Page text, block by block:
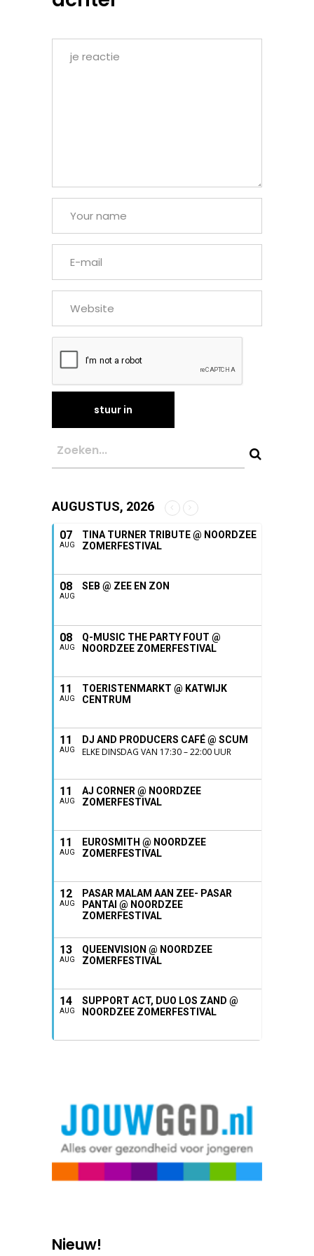
AUGUSTUS, 2026
07
AUG
TINA TURNER TRIBUTE @ NOORDZEE
ZOMERFESTIVAL
08
AUG
SEB @ ZEE EN ZON
08
AUG
Q-MUSIC THE PARTY FOUT @
NOORDZEE ZOMERFESTIVAL
11
AUG
TOERISTENMARKT @ KATWIJK
CENTRUM
11
AUG
DJ AND PRODUCERS CAFÉ @ SCUM
ELKE DINSDAG VAN 17:30 – 22:00 UUR
11
AUG
AJ CORNER @ NOORDZEE
ZOMERFESTIVAL
11
AUG
EUROSMITH @ NOORDZEE
ZOMERFESTIVAL
12
AUG
PASAR MALAM AAN ZEE- PASAR
PANTAI @ NOORDZEE
ZOMERFESTIVAL
13
AUG
QUEENVISION @ NOORDZEE
ZOMERFESTIVAL
14
AUG
SUPPORT ACT, DUO LOS ZAND @
NOORDZEE ZOMERFESTIVAL
Nieuw!